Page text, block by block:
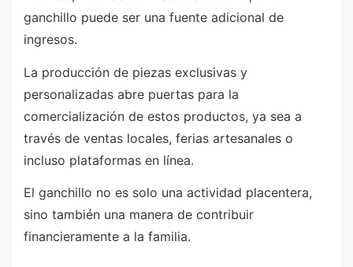
ganchillo puede ser una fuente adicional de
ingresos.
La producción de piezas exclusivas y
personalizadas abre puertas para la
comercialización de estos productos, ya sea a
través de ventas locales, ferias artesanales o
incluso plataformas en línea.
El ganchillo no es solo una actividad placentera,
sino también una manera de contribuir
financieramente a la familia.